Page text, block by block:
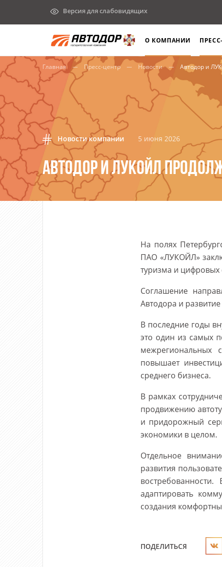
Версия для слабовидящих
О КОМПАНИИ
Главная Пресс-центр Новости Автодор и
Новости компании 5 июня 2026
АВТОДОР И ЛУКОЙЛ
На полях
ПАО «ЛУКОЙЛ»
туризма и цифровых
Соглашение
Автодора и
В последние годы
это один из самых
межрегиональных
повышает
среднего бизнеса.
В рамках
продвижению
и придорожный
экономики в целом.
Отдельное
развития
адаптировать
создания
ПОДЕЛИТЬСЯ